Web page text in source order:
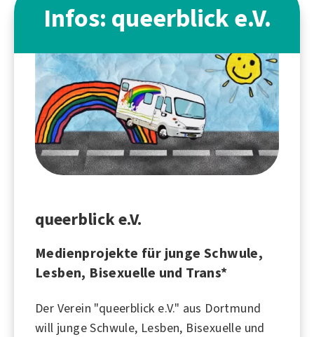
Infos: queerblick e.V.
queerblick e.V.
Medienprojekte für junge Schwule,
Lesben, Bisexuelle und Trans*
Der Verein "queerblick e.V." aus Dortmund
will junge Schwule, Lesben, Bisexuelle und